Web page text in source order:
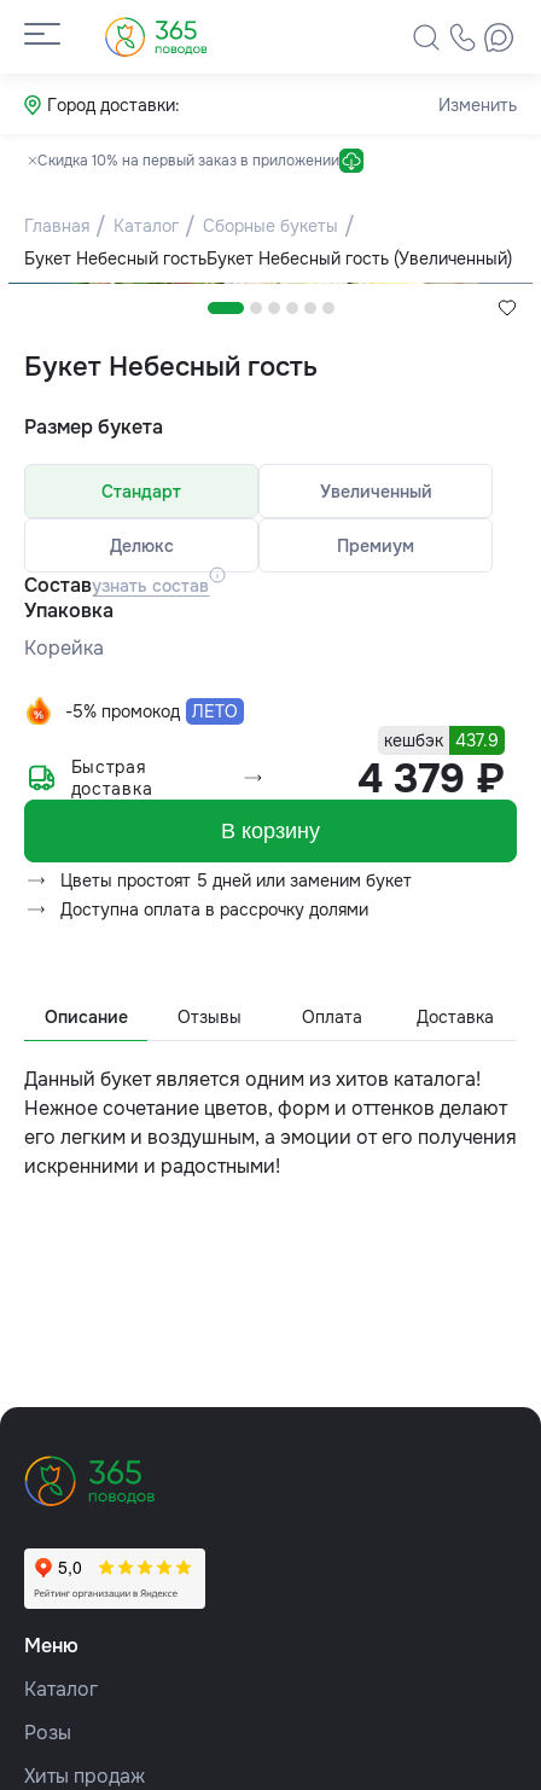
Город доставки: Изменить
Скидка 10% на первый заказ в приложении
Главная Каталог
Сборные букеты
Букет Небесный гостьБукет Небесный гость (Увеличенный)
Букет Небесный гость
Размер букета
Стандарт Увеличенный
Делюкс Премиум
Составузнать состав
Упаковка
Корейка
-5% промокод ЛЕТО
кешбэк 437.9
4 379 ₽
Быстрая
доставка
В корзину
Цветы простоят 5 дней или заменим букет
Доступна оплата в рассрочку долями
Описание Отзывы Оплата Доставка
Данный букет является одним из хитов каталога!
Нежное сочетание цветов, форм и оттенков делают
его легким и воздушным, а эмоции от его получения
искренними и радостными!
Меню
Каталог
Розы
Хиты продаж